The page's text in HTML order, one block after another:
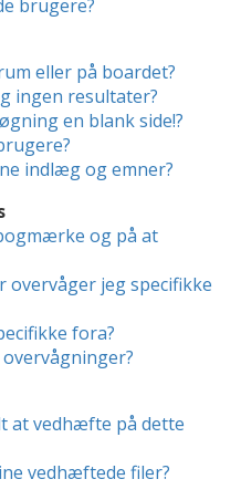
brugere?
eller på boardet?
ingen resultater?
en blank side!?
indlæg og emner?
og på at
jeg specifikke
fora?
at vedhæfte på dette
vedhæftede filer?